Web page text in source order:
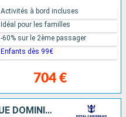
704 €
Activités à bord incluses
Idéal pour les familles
-60% sur le 2ème passager
Enfants dès 99€
ARUBA, CURAÇAO, RÉPUBLIQUE DOMINICAINE, ÉTATS-UNIS